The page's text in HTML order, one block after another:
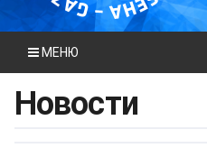
МЕНЮ
Новости